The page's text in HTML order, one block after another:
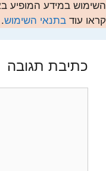
השימוש במידע המופיע
קראו עוד בתנאי השימוש.
כתיבת תגובה